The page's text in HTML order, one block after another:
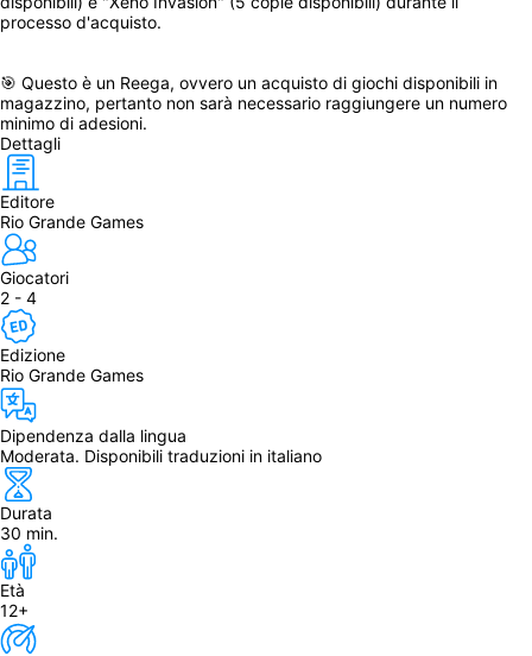
processo d'acquisto.
🎯 Questo è un Reega, ovvero un acquisto di giochi disponibili in
magazzino, pertanto non sarà necessario raggiungere un numero
minimo di adesioni.
Dettagli
Editore
Rio Grande Games
Giocatori
2 - 4
Edizione
Rio Grande Games
Dipendenza dalla lingua
Moderata. Disponibili traduzioni in italiano
Durata
30 min.
Età
12+